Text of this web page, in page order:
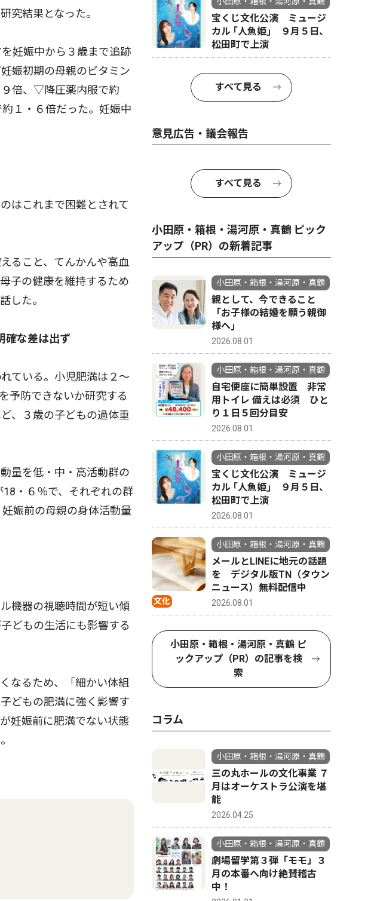
究結果となった。
妊娠中から３歳まで追跡
娠初期の母親のビタミン
倍、▽降圧薬内服で約
１・６倍だった。妊娠中
はこれまで困難とされて
ること、てんかんや高血
子の健康を維持するため
した。
確な差は出ず
ている。小児肥満は２〜
予防できないか研究する
、３歳の子どもの過体重
量を低・中・高活動群の
・６％で、それぞれの群
娠前の母親の身体活動量
機器の視聴時間が短い傾
どもの生活にも影響する
なるため、「細かい体組
どもの肥満に強く影響す
妊娠前に肥満でない状態
宝くじ文化公演 ミュージ
カル ｢人魚姫｣ ９月５日、
松田町で上演
すべて見る
意見広告・議会報告
すべて見る
小田原・箱根・湯河原・真鶴 ピック
アップ（PR）の新着記事
小田原・箱根・湯河原・真鶴
親として、今できること
「お子様の結婚を願う親御
様へ｣
2026.08.01
小田原・箱根・湯河原・真鶴
自宅便座に簡単設置 非常
用トイレ 備えは必須 ひと
り１日５回分目安
2026.08.01
小田原・箱根・湯河原・真鶴
宝くじ文化公演 ミュージ
カル ｢人魚姫｣ ９月５日、
松田町で上演
2026.08.01
文化
小田原・箱根・湯河原・真鶴
メールとLINEに地元の話題
を デジタル版TN（タウン
ニュース）無料配信中
2026.08.01
小田原・箱根・湯河原・真鶴 ピ
ックアップ（PR）の記事を検
索
コラム
小田原・箱根・湯河原・真鶴
三の丸ホールの文化事業 ７
月はオーケストラ公演を堪
能
2026.04.25
小田原・箱根・湯河原・真鶴
劇場留学第３弾「モモ」３
月の本番へ向け絶賛稽古
中！